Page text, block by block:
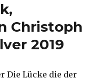
Christoph
2019
Die Lücke die der